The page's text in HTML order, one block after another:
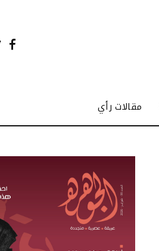
مقالات رأي